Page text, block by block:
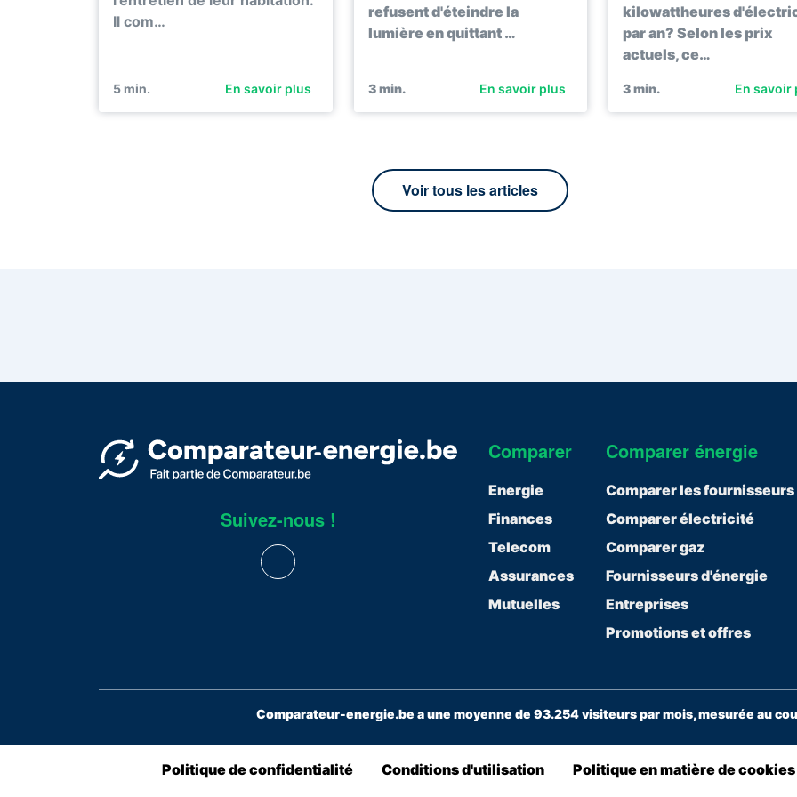
Il com…
5 min. En savoir plus
refusent d'éteindre la
lumière en quittant …
3min. En savoir plus
kilowattheures
par an? Selon les prix
actuels, ce…
3min. En savoir
Voir tous les articles
Suivez-nous !
Comparer
Energie
Finances
Telecom
Assurances
Mutuelles
Comparer énergie
Comparer les
Comparer électricité
Comparer gaz
Fournisseurs d'énergie
Entreprises
Promotions et offres
Comparateur-energie.be a une moyenne de 93.254 visiteurs par mois, mesurée au
Politique de confidentialité Conditions d'utilisation Politique en matière de cookies